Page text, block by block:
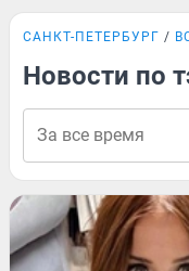
САНКТ-ПЕТЕРБУРГ
Новости по